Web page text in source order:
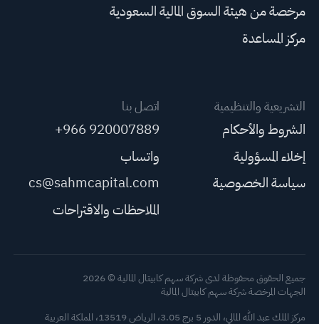
مرخصة من هيئة السوق المالية السعودية
مركز المساعدة
التشريعية والتنظيمية
الشروط والأحكام
إخلاء المسؤولية
سياسة الخصوصية
اتصل بنا
+966 920007889
واتساب
cs@sahmcapital.com
الملاحظات والاقتراحات
جميع الحقوق محفوظة لدى شركة سهم كابيتال المالية © 2026
الجهات المرخصة شركة سهم كابيتال المالية
مركز الملك عبد الله المالي، الدور 5 برج 3.05، الرياض 13519، المملكة العربية